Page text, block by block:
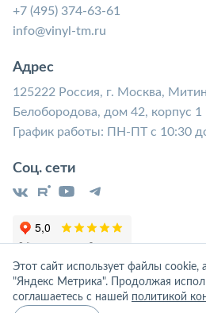
+7 (495) 374-63-61
info@vinyl-tm.ru
Адрес
125222 Россия, г. Москва,
Белобородова, дом 42, корпус 1
График работы: ПН-ПТ с 10:30
Соц. сети
Этот сайт использует файлы cookie,
"Яндекс Метрика". Продолжая
соглашаетесь с нашей политикой